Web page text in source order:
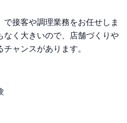
接客や調理業務をお任せしま
なく大きいので、店舗づくりや
ャンスがあります。